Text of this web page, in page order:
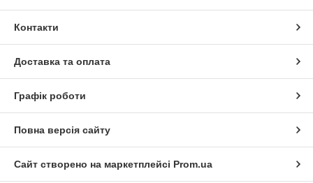
Контакти
Доставка та оплата
Графік роботи
Повна версія сайту
Сайт створено на маркетплейсі Prom.ua